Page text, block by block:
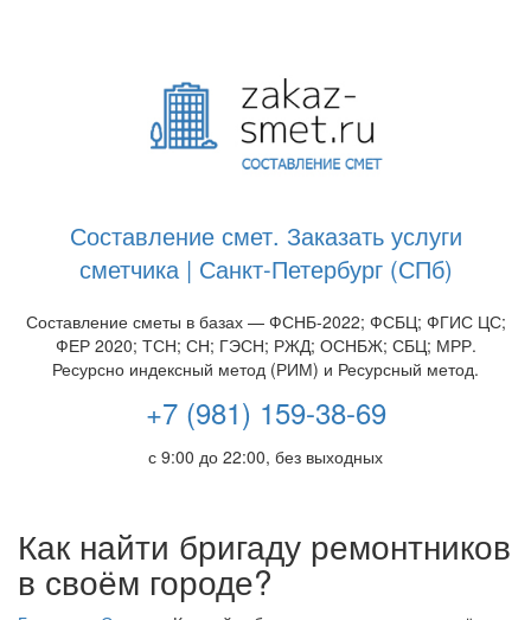
Составление смет. Заказать услуги
сметчика | Санкт-Петербург (СПб)
Составление сметы в базах — ФСНБ-2022; ФСБЦ; ФГИС ЦС;
ФЕР 2020; ТСН; СН; ГЭСН; РЖД; ОСНБЖ; СБЦ; МРР.
Ресурсно индексный метод (РИМ) и Ресурсный метод.
+7 (981) 159-38-69
с 9:00 до 22:00, без выходных
Как найти бригаду ремонтников
в своём городе?